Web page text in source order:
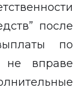
после
по
не вправе